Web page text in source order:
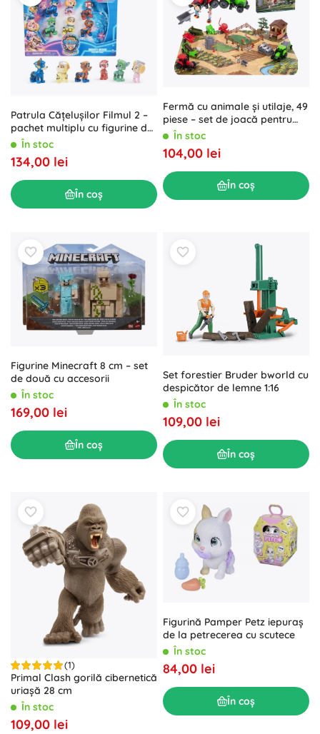
Patrula Cățelușilor Filmul 2 –
pachet multiplu cu figurine de
colecție
În stoc
134,00 lei
În coș
Fermă cu animale și utilaje, 49
piese – set de joacă pentru
copiiÎn stoc
104,00 lei
În coș
Figurine Minecraft 8 cm – set
de două cu accesorii
În stoc
169,00 lei
În coș
Set forestier Bruder bworld cu
despicător de lemne 1:16
În stoc
109,00 lei
În coș
(1)
Primal Clash gorilă cibernetică
uriașă 28 cm
În stoc
109,00 lei
Figurină Pamper Petz iepuraș
de la petrecerea cu scutece
În stoc
84,00 lei
În coș